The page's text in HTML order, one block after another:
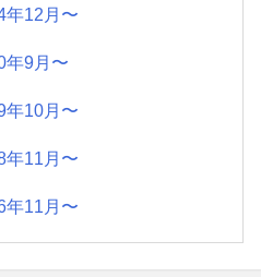
年12月〜
年9月〜
年10月〜
年11月〜
年11月〜